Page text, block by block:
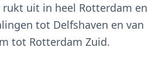
rukt uit in heel Rotterdam en
tot Delfshaven en van
tot Rotterdam Zuid.